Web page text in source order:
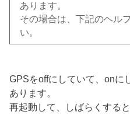
あります。
その場合は、下記のヘル
い。
GPSをoffにしていて、onに
あります。
再起動して、しばらくする